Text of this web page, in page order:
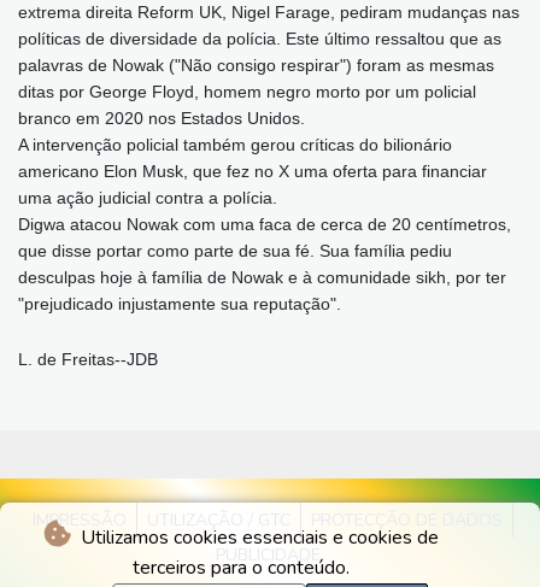
Utilizamos cookies essenciais e cookies de
terceiros para o conteúdo.
extrema direita Reform UK, Nigel Farage, pediram mudanças nas
políticas de diversidade da polícia. Este último ressaltou que as
palavras de Nowak ("Não consigo respirar") foram as mesmas
ditas por George Floyd, homem negro morto por um policial
branco em 2020 nos Estados Unidos.
A intervenção policial também gerou críticas do bilionário
americano Elon Musk, que fez no X uma oferta para financiar
uma ação judicial contra a polícia.
Digwa atacou Nowak com uma faca de cerca de 20 centímetros,
que disse portar como parte de sua fé. Sua família pediu
desculpas hoje à família de Nowak e à comunidade sikh, por ter
"prejudicado injustamente sua reputação".
L. de Freitas--JDB
IMPRESSÃO UTILIZAÇÃO / GTC
PROTECÇÃO DE DADOS
PUBLICIDADE